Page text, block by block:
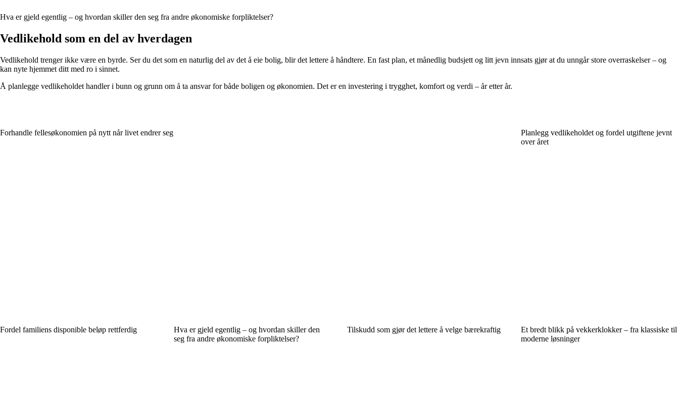
Hva er gjeld egentlig – og hvordan skiller den seg fra andre økonomiske forpliktelser?
Vedlikehold som en del av hverdagen
Vedlikehold trenger ikke være en byrde. Ser du det som en naturlig del av det å eie bolig, blir det lettere å håndtere. En fast plan, et månedlig budsjett og litt jevn innsats gjør at du unngår store overraskelser – og
kan nyte hjemmet ditt med ro i sinnet.
Å planlegge vedlikeholdet handler i bunn og grunn om å ta ansvar for både boligen og økonomien. Det er en investering i trygghet, komfort og verdi – år etter år.
Forhandle fellesøkonomien på nytt når livet endrer seg
Planlegg vedlikeholdet og fordel utgiftene jevnt
over året
Fordel familiens disponible beløp rettferdig
Hva er gjeld egentlig – og hvordan skiller den
seg fra andre økonomiske forpliktelser?
Tilskudd som gjør det lettere å velge bærekraftig
Et bredt blikk på vekkerklokker – fra klassiske til
moderne løsninger